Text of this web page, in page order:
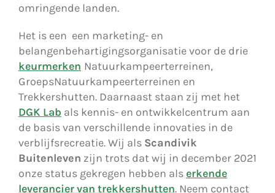
omringende landen.
Het is een een marketing- en
belangenbehartigingsorganisatie voor de drie
keurmerken Natuurkampeerterreinen,
GroepsNatuurkampeerterreinen en
Trekkershutten. Daarnaast staan zij met het
DGK Lab als kennis- en ontwikkelcentrum aan
de basis van verschillende innovaties in de
verblijfsrecreatie. Wij als Scandivik
Buitenleven zijn trots dat wij in december 2021
onze status gekregen hebben als erkende
leverancier van trekkershutten. Neem contact